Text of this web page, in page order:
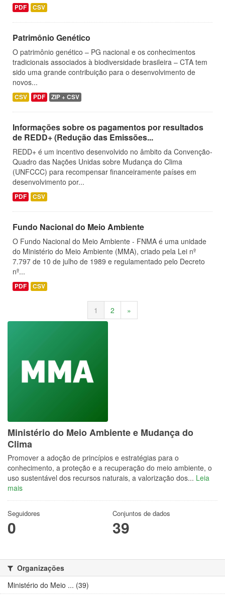
PDF CSV
Patrimônio Genético
O patrimônio genético – PG nacional e os conhecimentos
tradicionais associados à biodiversidade brasileira – CTA tem
sido uma grande contribuição para o desenvolvimento de
novos...
CSV PDF ZIP + CSV
Informações sobre os pagamentos por resultados
de REDD+ (Redução das Emissões...
REDD+ é um incentivo desenvolvido no âmbito da Convenção-
Quadro das Nações Unidas sobre Mudança do Clima
(UNFCCC) para recompensar financeiramente países em
desenvolvimento por...
PDF CSV
Fundo Nacional do Meio Ambiente
O Fundo Nacional do Meio Ambiente - FNMA é uma unidade
do Ministério do Meio Ambiente (MMA), criado pela Lei nº
7.797 de 10 de julho de 1989 e regulamentado pelo Decreto
nº...
PDF CSV
1 2 »
Ministério do Meio Ambiente e Mudança do
Clima
Promover a adoção de princípios e estratégias para o
conhecimento, a proteção e a recuperação do meio ambiente, o
uso sustentável dos recursos naturais, a valorização dos... Leia
mais
Seguidores
0
Conjuntos de dados
39
Organizações
Ministério do Meio ... (39)